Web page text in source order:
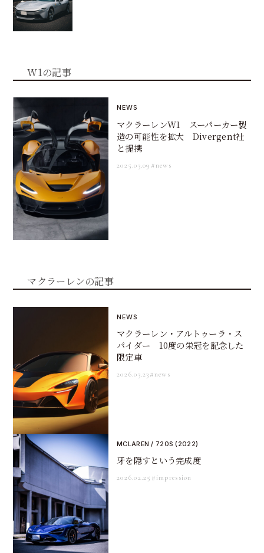
W1の記事
NEWS
マクラーレンW1 スーパーカー製
造の可能性を拡大 Divergent社
と提携
2025.03.09 #news
マクラーレンの記事
NEWS
マクラーレン・アルトゥーラ・ス
パイダー 10度の栄冠を記念した
限定車
2026.03.23#news
MCLAREN / 720S (2022)
牙を隠すという完成度
2026.02.25 #impression